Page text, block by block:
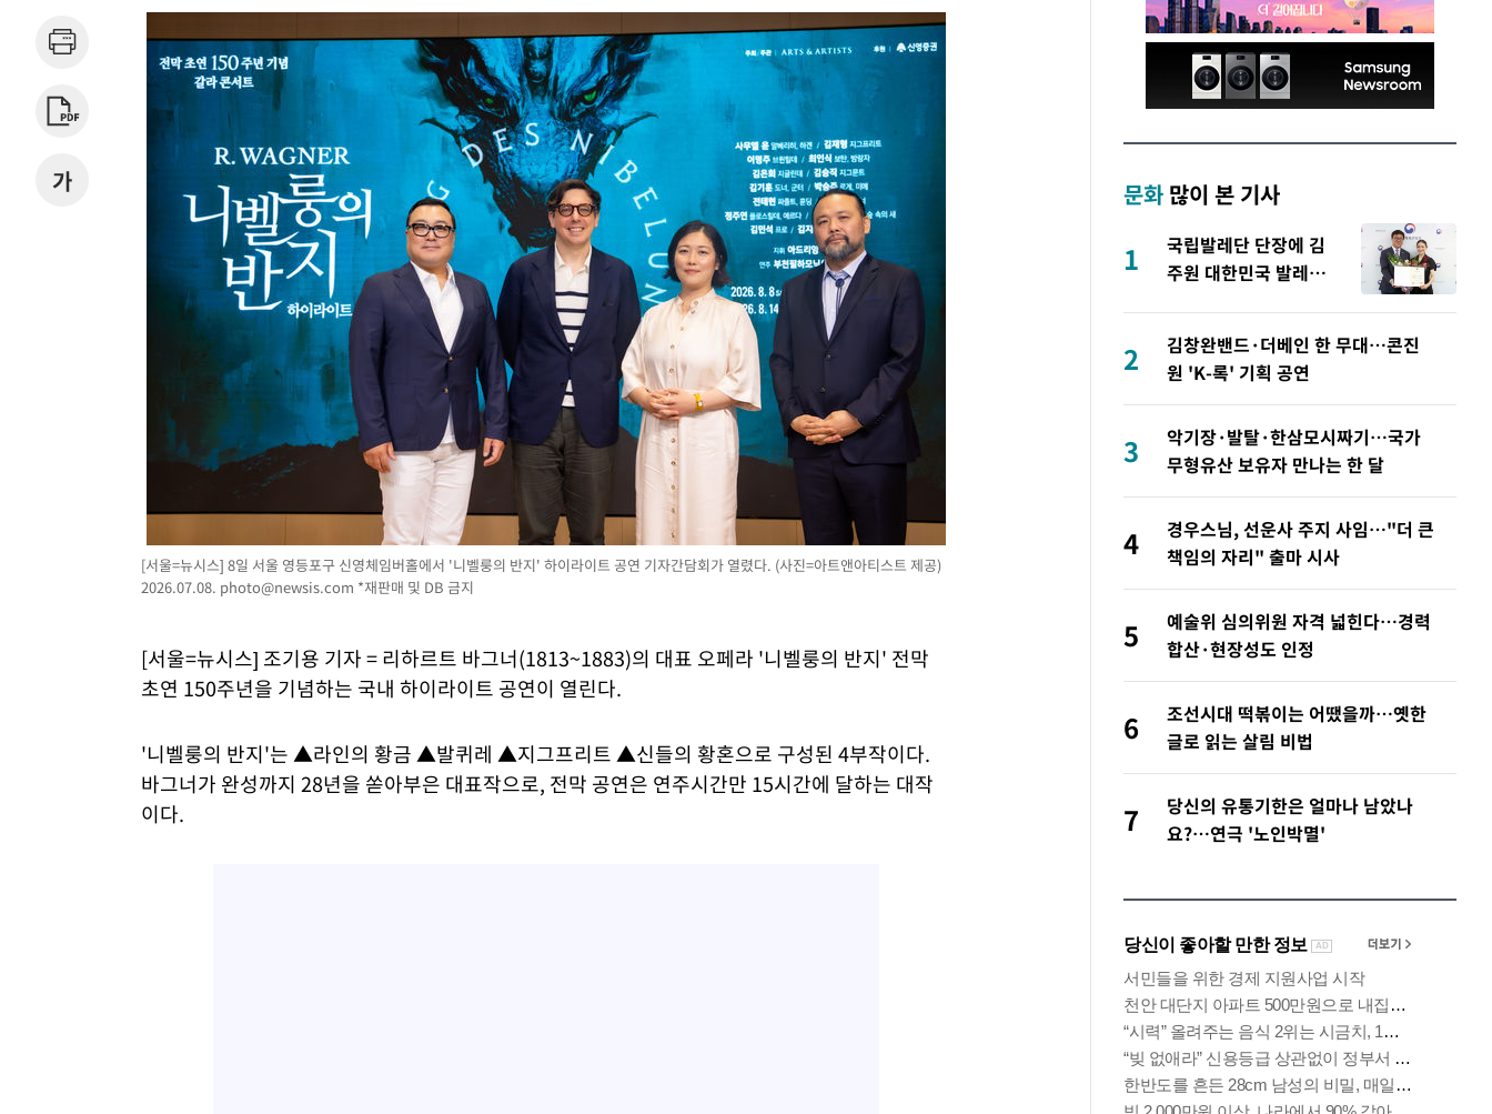
[서울=뉴시스] 8일 서울 영등포구 신영체임버홀에서 '니벨룽의 반지' 하이라이트 공연 기자간담회가 열렸다. (사진=아트앤아티스트 제공)
2026.07.08. photo@newsis.com *재판매 및 DB 금지
[서울=뉴시스] 조기용 기자 = 리하르트 바그너(1813~1883)의 대표 오페라 '니벨룽의 반지' 전막
초연 150주년을 기념하는 국내 하이라이트 공연이 열린다.
'니벨룽의 반지'는 ▲라인의 황금 ▲발퀴레 ▲지그프리트 ▲신들의 황혼으로 구성된 4부작이다.
바그너가 완성까지 28년을 쏟아부은 대표작으로, 전막 공연은 연주시간만 15시간에 달하는 대작
이다.
문화 많이 본 기사
1
국립발레단 단장에 김
주원 대한민국 발레축
2
김창완밴드·더베인 한 무대…콘진
원 'K-록' 기획 공연
3
악기장·발탈·한삼모시짜기…국가
무형유산 보유자 만나는 한 달
4
경우스님, 선운사 주지 사임…"더 큰
책임의 자리" 출마 시사
5
예술위 심의위원 자격 넓힌다…경력
합산·현장성도 인정
6
조선시대 떡볶이는 어땠을까…옛한
글로 읽는 살림 비법
7
당신의 유통기한은 얼마나 남았나
요?…연극 '노인박멸'